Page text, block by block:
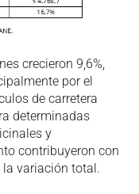
crecieron 9,6%,
por el
de carretera
determinadas
y
contribuyeron con
variación total.